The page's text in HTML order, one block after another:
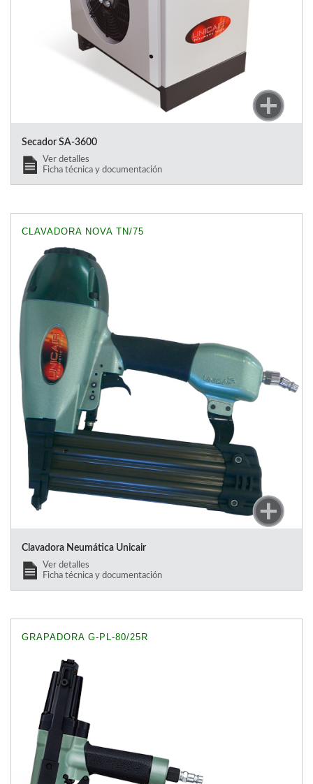
Secador SA-3600
Ver detalles
Ficha técnica y documentación
CLAVADORA NOVA TN/75
Clavadora Neumática Unicair
Ver detalles
Ficha técnica y documentación
GRAPADORA G-PL-80/25R